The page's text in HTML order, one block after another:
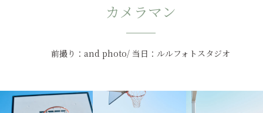
カメラマン
前撮り：and photo/ 当日：ルルフォトスタジオ